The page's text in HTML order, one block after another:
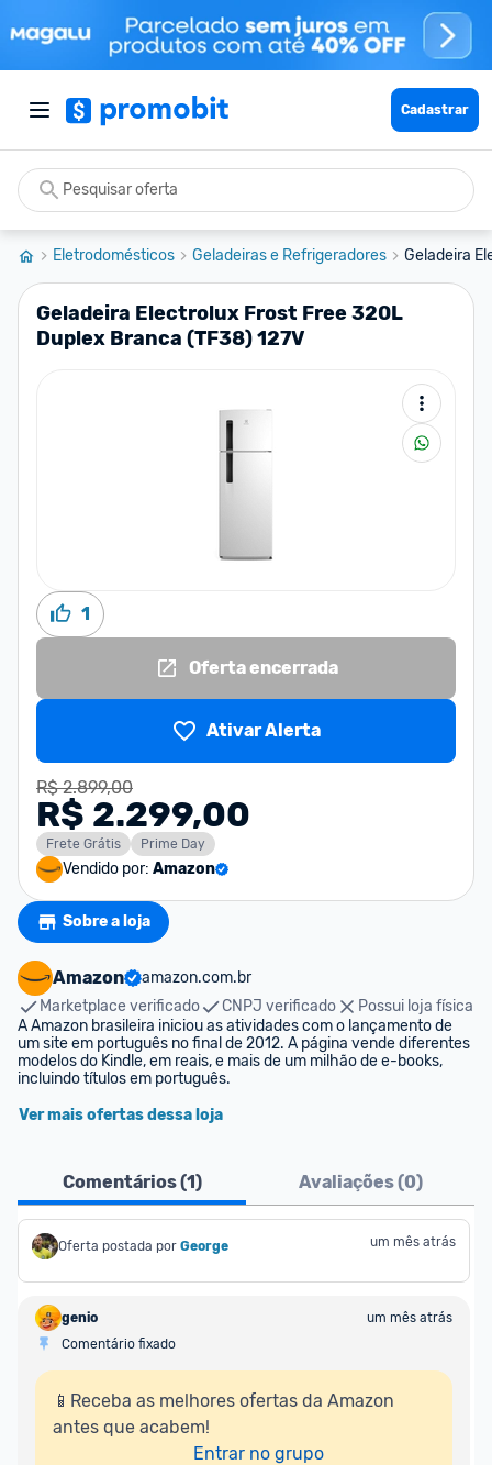
Cadastrar
Eletrodomésticos Geladeiras e Refrigeradores Geladeira
Geladeira Electrolux Frost Free 320L
Duplex Branca (TF38) 127V
1
Oferta encerrada
Ativar Alerta
R$ 2.899,00
R$ 2.299,00
Frete Grátis Prime Day
Vendido por: Amazon
Sobre a loja
Amazon
amazon.com.br
Marketplace verificado
CNPJ verificado
Possui loja física
A Amazon brasileira iniciou as atividades com o lançamento de
um site em português no final de 2012. A página vende diferentes
modelos do Kindle, em reais, e mais de um milhão de e-books,
incluindo títulos em português.
Ver mais ofertas dessa loja
Comentários (1) Avaliações (0)
Oferta postada por George um mês atrás
genio
um mês atrás
Comentário fixado
📱Receba as melhores ofertas da Amazon
antes que acabem!
Entrar no grupo